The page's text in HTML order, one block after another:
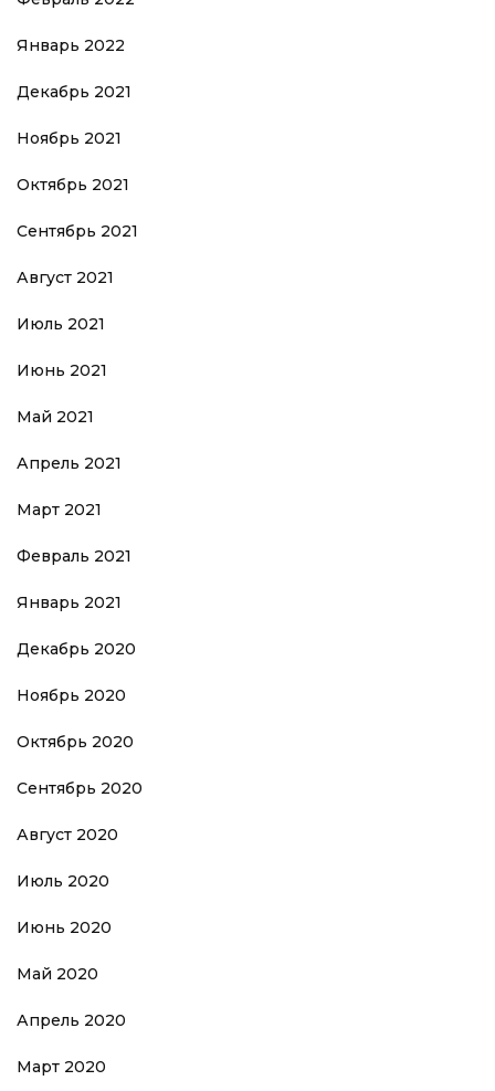
Январь 2022
Декабрь 2021
Ноябрь 2021
Октябрь 2021
Сентябрь 2021
Август 2021
Июль 2021
Июнь 2021
Май 2021
Апрель 2021
Март 2021
Февраль 2021
Январь 2021
Декабрь 2020
Ноябрь 2020
Октябрь 2020
Сентябрь 2020
Август 2020
Июль 2020
Июнь 2020
Май 2020
Апрель 2020
Март 2020